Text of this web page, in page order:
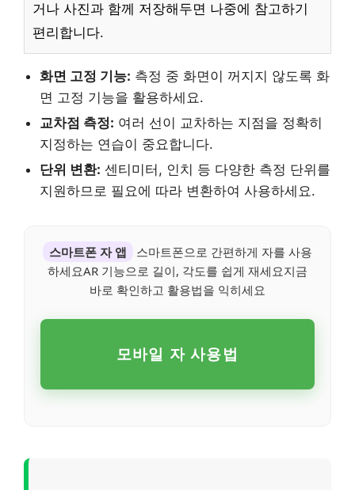
거나 사진과 함께 저장해두면 나중에 참고하기
편리합니다.
화면 고정 기능: 측정 중 화면이 꺼지지 않도록 화
면 고정 기능을 활용하세요.
교차점 측정: 여러 선이 교차하는 지점을 정확히
지정하는 연습이 중요합니다.
단위 변환: 센티미터, 인치 등 다양한 측정 단위를
지원하므로 필요에 따라 변환하여 사용하세요.
스마트폰 자 앱
스마트폰으로 간편하게 자를 사용
하세요AR 기능으로 길이, 각도를 쉽게 재세요지금
바로 확인하고 활용법을 익히세요
모바일 자 사용법